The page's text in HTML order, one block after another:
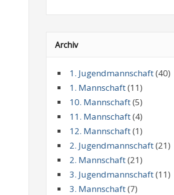
Archiv
1. Jugendmannschaft(40)
1. Mannschaft(11)
10. Mannschaft(5)
11. Mannschaft(4)
12. Mannschaft(1)
2. Jugendmannschaft(21)
2. Mannschaft(21)
3. Jugendmannschaft(11)
3. Mannschaft(7)